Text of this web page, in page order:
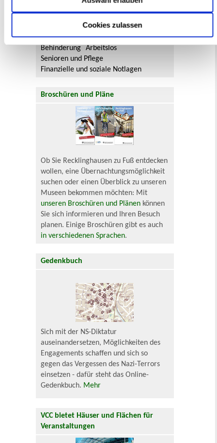
Cookies zulassen
Lebenslagen
Neu in Recklinghausen
Heiraten
Geburt
Sterbefall Umzug
Gewerbe
Behinderung
Arbeitslos
Senioren und Pflege
Finanzielle und soziale Notlagen
Broschüren und Pläne
Ob Sie Recklinghausen zu Fuß entdecken
wollen, eine Übernachtungsmöglichkeit
suchen oder einen Überblick zu unseren
Museen bekommen möchten: Mit
unseren Broschüren und Plänen können
Sie sich informieren und Ihren Besuch
planen. Einige Broschüren gibt es auch
in verschiedenen Sprachen.
Gedenkbuch
Sich mit der NS-Diktatur
auseinandersetzen, Möglichkeiten des
Engagements schaffen und sich so
gegen das Vergessen des Nazi-Terrors
einsetzen - dafür steht das Online-
Gedenkbuch. Mehr
VCC bietet Häuser und Flächen für
Veranstaltungen